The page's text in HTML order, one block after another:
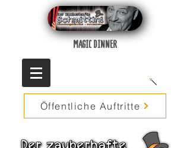
MAGIC DINNER
Öffentliche Auftritte